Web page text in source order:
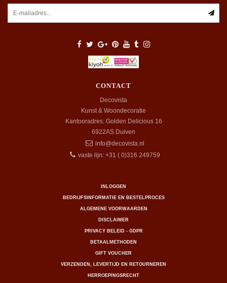
CONTACT
Decovista
Kunst & Woondecoratie
Kantooradres: Golden Delicious 16
6922AS Duiven
info@decovista.nl
vaste lijn: +31 ( 0)316 249759
INLOGGEN
BEDRIJFSINFORMATIE EN BESTELPROCES
ALGEMENE VOORWAARDEN
DISCLAIMER
PRIVACY BELEID - GDPR
BETAALMETHODEN
GIFT VOUCHER
VERZENDEN, LEVERTIJD EN RETOURNEREN
HERROEPINGSRECHT